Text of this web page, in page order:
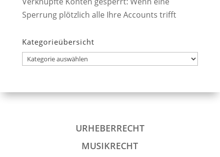
Sperrung plötzlich alle Ihre Accounts trifft
Kategorieübersicht
Kategorieübersicht
URHEBERRECHT
MUSIKRECHT